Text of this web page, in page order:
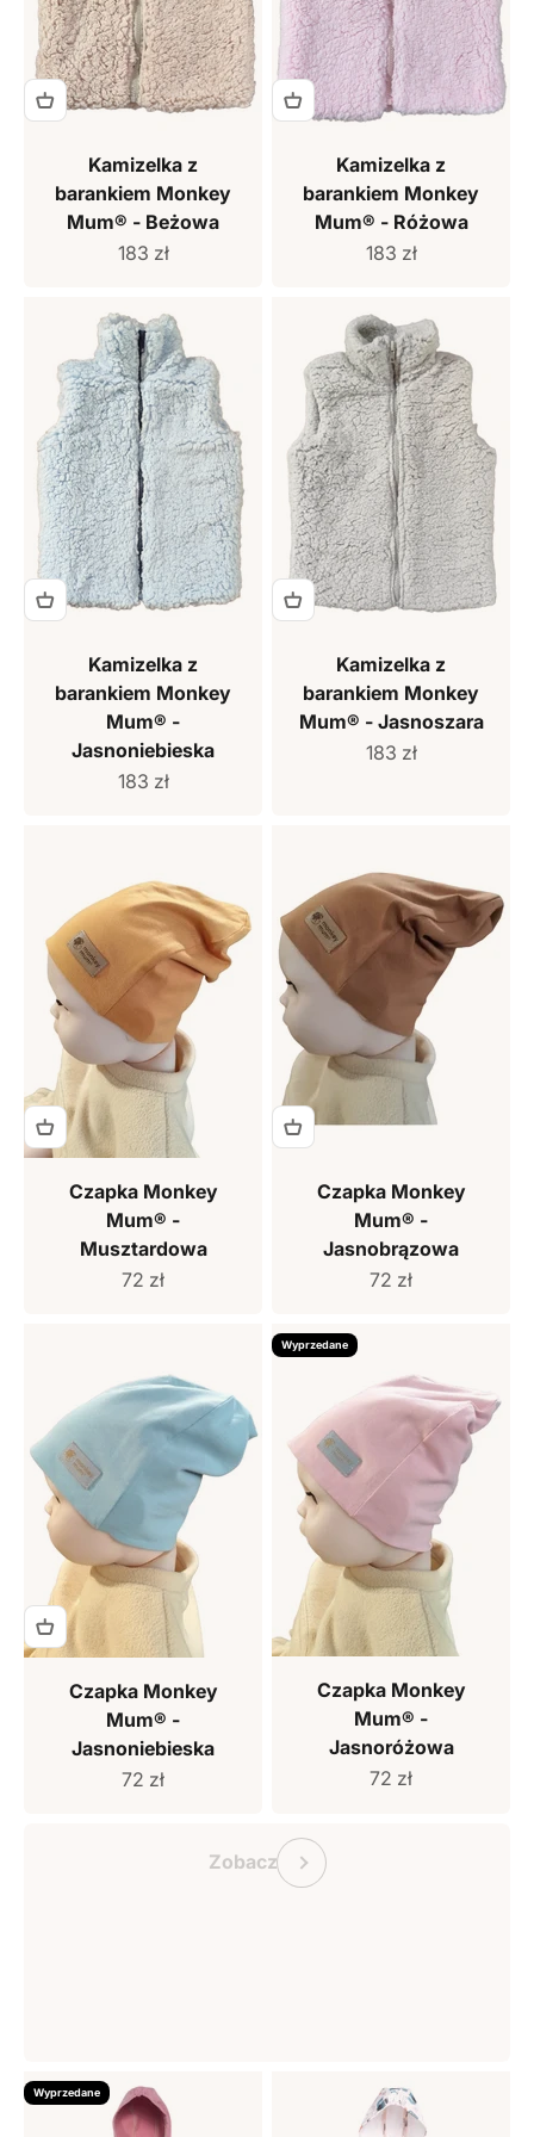
Kamizelka z
barankiem Monkey
Mum® - Beżowa
Cena sprzedaży
183 zł
Kamizelka z
barankiem Monkey
Mum® - Różowa
Cena sprzedaży
183 zł
Kamizelka z
barankiem Monkey
Mum® -
Jasnoniebieska
Cena sprzedaży
183 zł
Kamizelka z
barankiem Monkey
Mum® - Jasnoszara
Cena sprzedaży
183 zł
Czapka Monkey
Mum® -
Musztardowa
Cena sprzedaży
72 zł
Czapka Monkey
Mum® -
Jasnobrązowa
Cena sprzedaży
72 zł
Czapka Monkey
Mum® -
Jasnoniebieska
Cena sprzedaży
72 zł
Wyprzedane
Czapka Monkey
Mum® -
Jasnoróżowa
Cena sprzedaży
72 zł
ZobaczPoprzedni
Wyprzedane